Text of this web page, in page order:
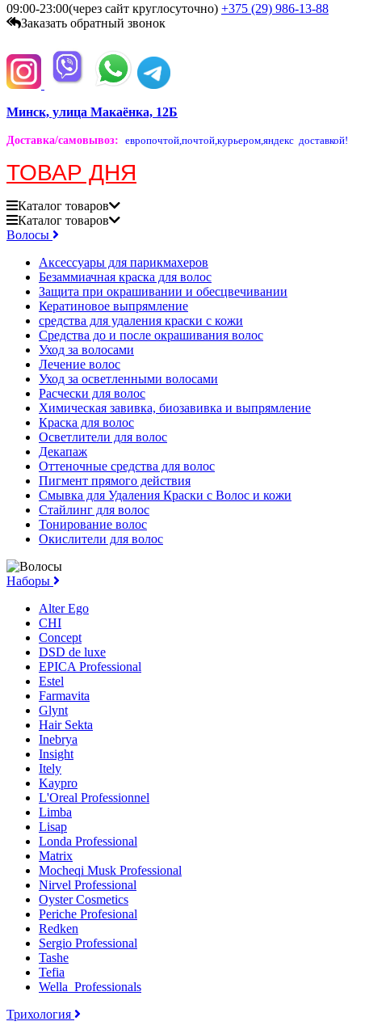
09:00-23:00(через сайт круглосуточно) +375 (29) 986-13-88
Заказать обратный звонок
Минск, улица Макаёнка, 12Б
Доставка/самовывоз: европочтой,почтой,курьером,яндекс доставкой!
ТОВАР ДНЯ
Каталог товаров
Каталог товаров
Волосы
Аксессуары для парикмахеров
Безаммиачная краска для волос
Защита при окрашивании и обесцвечивании
Кератиновое выпрямление
средства для удаления краски с кожи
Средства до и после окрашивания волос
Уход за волосами
Лечение волос
Уход за осветленными волосами
Расчески для волос
Химическая завивка, биозавивка и выпрямление
Краска для волос
Осветлители для волос
Декапаж
Оттеночные средства для волос
Пигмент прямого действия
Смывка для Удаления Краски с Волос и кожи
Стайлинг для волос
Тонирование волос
Окислители для волос
Наборы
Alter Ego
CHI
Concept
DSD de luxe
EPICA Professional
Estel
Farmavita
Glynt
Hair Sekta
Inebrya
Insight
Itely
Kaypro
L'Oreal Professionnel
Limba
Lisap
Londa Professional
Matrix
Mocheqi Musk Professional
Nirvel Professional
Oyster Cosmetics
Periche Profesional
Redken
Sergio Professional
Tashe
Tefia
Wella_Professionals
Трихология